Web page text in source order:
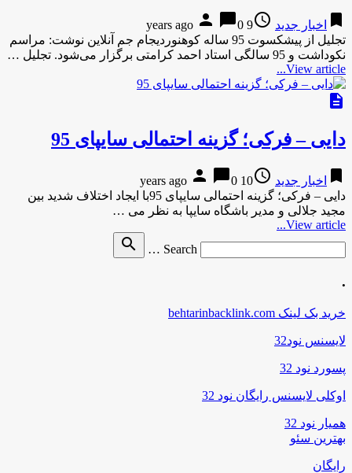
bookmark اخبار جدید access_time
9 years ago
person chat_bubble0
تجلیل از پیشکسوت 95 ساله کوهنوردیجام جم آنلاین نوشت: مراسم
نکوداشت و 95 سالگی استاد احمد کرامتی برگزار می‌شود. تجلیل …
View article...
description
دایی – فرکی؛ گزینه احتمالی سایپای 95
bookmark اخبار جدید access_time
10 years ago
person chat_bubble0
دایی – فرکی؛ گزینه احتمالی سایپای 95با ایجاد اختلاف شدید بین
مجید جلالی و مدیر باشگاه سایپا به نظر می …
View article...
Search …
search
.
خرید بک لینک behtarinbacklink.com
لایسنس نود32
پسورد نود 32
اوکلی لایسنس رایگان نود 32
همیار نود 32
بهترین سئو
رایگان